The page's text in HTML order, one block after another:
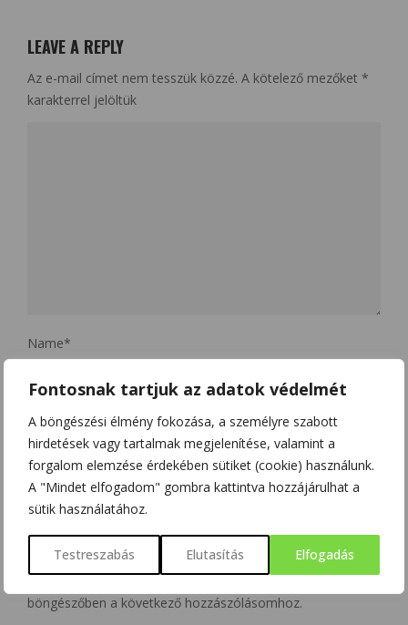
Fontosnak tartjuk az adatok védelmét
A böngészési élmény fokozása, a személyre szabott
hirdetések vagy tartalmak megjelenítése, valamint a
forgalom elemzése érdekében sütiket (cookie) használunk.
A "Mindet elfogadom" gombra kattintva hozzájárulhat a
sütik használatához.
Testreszabás Elutasítás Elfogadás
LEAVE A REPLY
Az e-mail címet nem tesszük közzé. A kötelező mezőket *
karakterrel jelöltük
Name*
Email*
Website
A nevem, e-mail címem, és weboldalcímem mentése a
böngészőben a következő hozzászólásomhoz.